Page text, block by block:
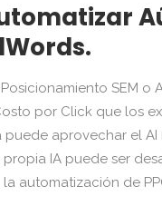
SEM o
por Click que los
puede aprovechar el
IA puede ser
automatización de